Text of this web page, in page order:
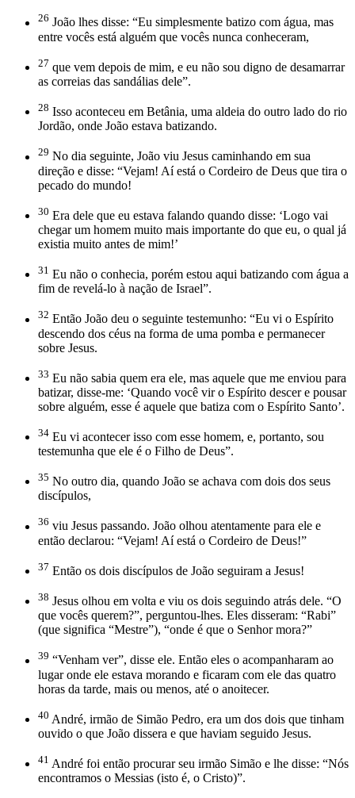
26 João lhes disse: “Eu simplesmente batizo com água, mas
entre vocês está alguém que vocês nunca conheceram,
27 que vem depois de mim, e eu não sou digno de desamarrar
as correias das sandálias dele”.
28 Isso aconteceu em Betânia, uma aldeia do outro lado do rio
Jordão, onde João estava batizando.
29 No dia seguinte, João viu Jesus caminhando em sua
direção e disse: “Vejam! Aí está o Cordeiro de Deus que tira o
pecado do mundo!
30 Era dele que eu estava falando quando disse: ‘Logo vai
chegar um homem muito mais importante do que eu, o qual já
existia muito antes de mim!’
31 Eu não o conhecia, porém estou aqui batizando com água a
fim de revelá-lo à nação de Israel”.
32 Então João deu o seguinte testemunho: “Eu vi o Espírito
descendo dos céus na forma de uma pomba e permanecer
sobre Jesus.
33 Eu não sabia quem era ele, mas aquele que me enviou para
batizar, disse-me: ‘Quando você vir o Espírito descer e pousar
sobre alguém, esse é aquele que batiza com o Espírito Santo’.
34 Eu vi acontecer isso com esse homem, e, portanto, sou
testemunha que ele é o Filho de Deus”.
35 No outro dia, quando João se achava com dois dos seus
discípulos,
36 viu Jesus passando. João olhou atentamente para ele e
então declarou: “Vejam! Aí está o Cordeiro de Deus!”
37 Então os dois discípulos de João seguiram a Jesus!
38 Jesus olhou em volta e viu os dois seguindo atrás dele. “O
que vocês querem?”, perguntou-lhes. Eles disseram: “Rabi”
(que significa “Mestre”), “onde é que o Senhor mora?”
39 “Venham ver”, disse ele. Então eles o acompanharam ao
lugar onde ele estava morando e ficaram com ele das quatro
horas da tarde, mais ou menos, até o anoitecer.
40 André, irmão de Simão Pedro, era um dos dois que tinham
ouvido o que João dissera e que haviam seguido Jesus.
41 André foi então procurar seu irmão Simão e lhe disse: “Nós
encontramos o Messias (isto é, o Cristo)”.